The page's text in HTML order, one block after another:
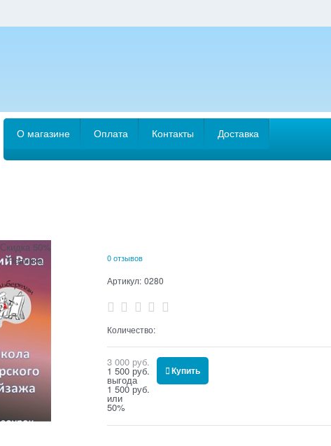
О магазине Оплата Контакты Доставка
Скидка 50%
Новинка
0 отзывов
Артикул: 0280
Количество:
3 000 руб.
1 500 руб.
выгода
1 500 руб.
или
50%
Купить